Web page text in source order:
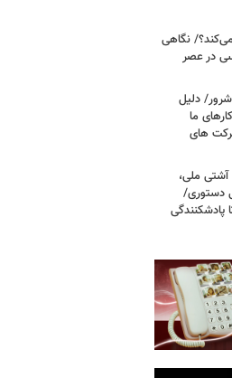
نگاهی
در عصر
شرور/ دلیل
ما
های
ملی،
دستوری/
پادشکنندگی